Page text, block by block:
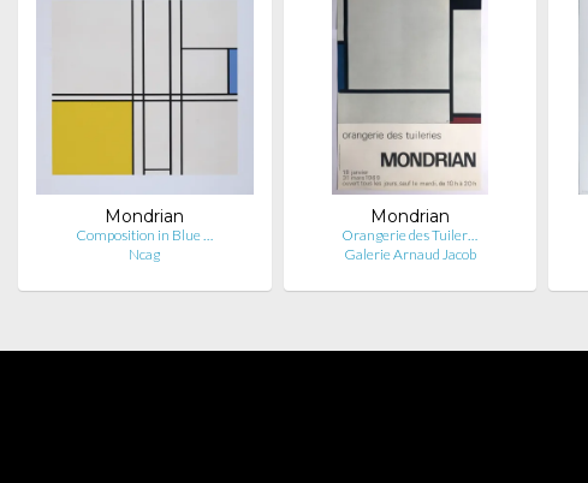
Mondrian
Composition in Blue …
Ncag
Mondrian
Orangerie des Tuiler…
Galerie Arnaud Jacob